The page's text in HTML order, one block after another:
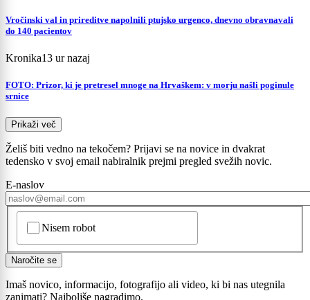
Vročinski val in prireditve napolnili ptujsko urgenco, dnevno obravnavali
do 140 pacientov
Kronika13 ur nazaj
FOTO: Prizor, ki je pretresel mnoge na Hrvaškem: v morju našli poginule
srnice
Prikaži več
Želiš biti vedno na tekočem? Prijavi se na novice in dvakrat
tedensko v svoj email nabiralnik prejmi pregled svežih novic.
E-naslov
Nisem robot
Naročite se
Imaš novico, informacijo, fotografijo ali video, ki bi nas utegnila
zanimati? Najboljše nagradimo.